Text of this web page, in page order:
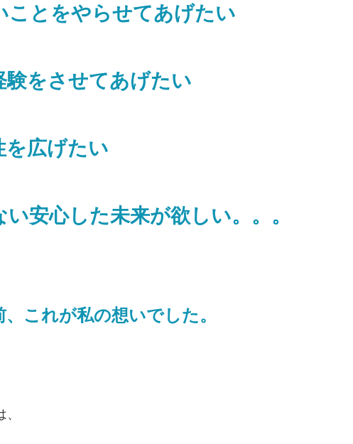
ことをやらせてあげたい
験をさせてあげたい
を広げたい
安心した未来が欲しい。。。
、これが私の想いでした。